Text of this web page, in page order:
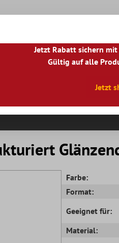
|PL|PT|FI|GR|
Farbe:
Format:
Geeignet für:
Material:
Jetzt Rabatt sichern mit
Gültig auf alle
Jetzt